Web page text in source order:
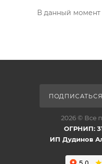
В данный момент
2026 © Все
ОГРНИП:
ИП Дудинов